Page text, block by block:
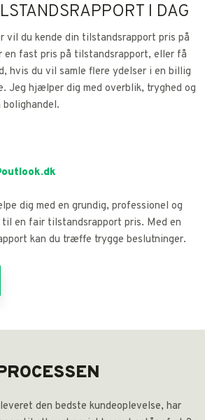
I DAG
du kende din tilstandsrapport pris på
fast pris på tilstandsrapport, eller få
hvis du vil samle flere ydelser i en billig
Jeg hjælper dig med overblik, tryghed og
dig med en grundig, professionel og
en fair tilstandsrapport pris. Med en
kan du træffe trygge beslutninger.
den bedste kundeoplevelse, har